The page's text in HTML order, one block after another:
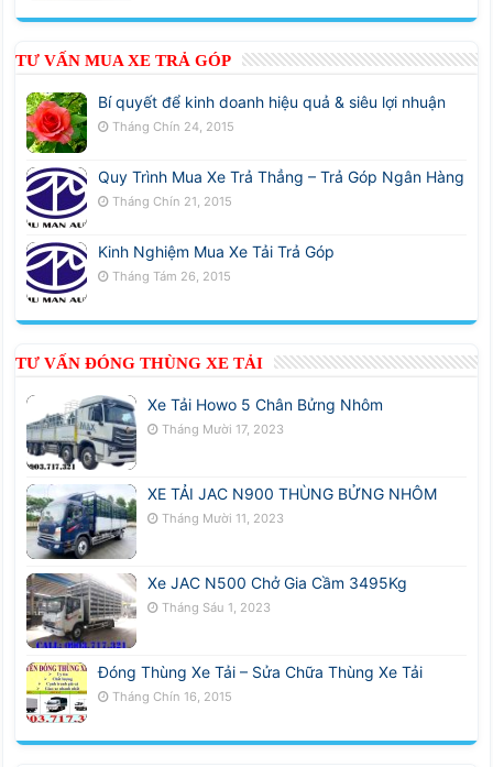
TƯ VẤN MUA XE TRẢ GÓP
Bí quyết để kinh doanh hiệu quả & siêu lợi nhuận
Tháng Chín 24, 2015
Quy Trình Mua Xe Trả Thẳng – Trả Góp Ngân Hàng
Tháng Chín 21, 2015
Kinh Nghiệm Mua Xe Tải Trả Góp
Tháng Tám 26, 2015
TƯ VẤN ĐÓNG THÙNG XE TẢI
Xe Tải Howo 5 Chân Bửng Nhôm
Tháng Mười 17, 2023
XE TẢI JAC N900 THÙNG BỬNG NHÔM
Tháng Mười 11, 2023
Xe JAC N500 Chở Gia Cầm 3495Kg
Tháng Sáu 1, 2023
Đóng Thùng Xe Tải – Sửa Chữa Thùng Xe Tải
Tháng Chín 16, 2015